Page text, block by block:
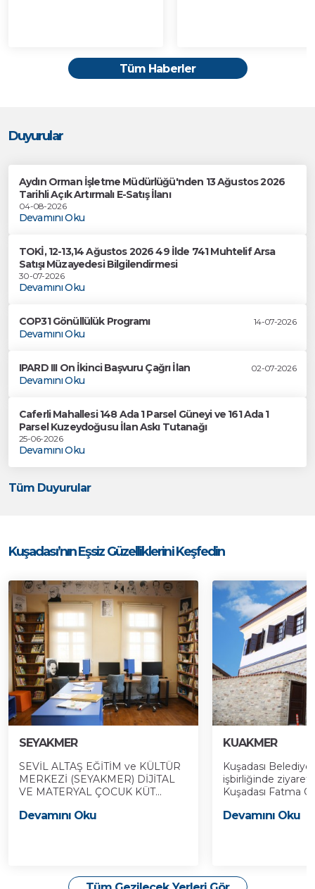
Tüm Haberler
Duyurular
Aydın Orman İşletme Müdürlüğü'nden 13 Ağustos 2026
Tarihli Açık Artırmalı E-Satış İlanı
04-08-2026
Devamını Oku
TOKİ, 12-13,14 Ağustos 2026 49 İlde 741 Muhtelif Arsa
Satışı Müzayedesi Bilgilendirmesi
30-07-2026
Devamını Oku
COP31 Gönüllülük Programı 14-07-2026
Devamını Oku
IPARD III On İkinci Başvuru Çağrı İlan 02-07-2026
Devamını Oku
Caferli Mahallesi 148 Ada 1 Parsel Güneyi ve 161 Ada 1
Parsel Kuzeydoğusu İlan Askı Tutanağı
25-06-2026
Devamını Oku
Tüm Duyurular
Kuşadası’nın Eşsiz Güzelliklerini Keşfedin
SEYAKMER
SEVİL ALTAŞ EĞİTİM ve KÜLTÜR
MERKEZİ (SEYAKMER) DİJİTAL
VE MATERYAL ÇOCUK KÜT...
Devamını Oku
KUAKMER
Kuşadası
işbirliğinde
Kuşadası Fatma
Devamını Oku